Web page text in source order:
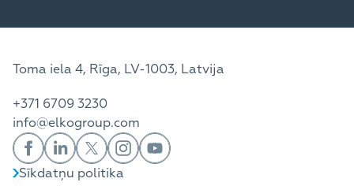
Toma iela 4, Rīga, LV-1003, Latvija
+371 6709 3230
info@elkogroup.com
Sīkdatņu politika